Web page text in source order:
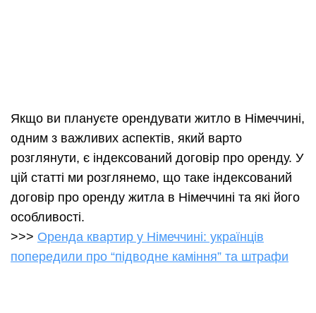
Якщо ви плануєте орендувати житло в Німеччині,
одним з важливих аспектів, який варто
розглянути, є індексований договір про оренду. У
цій статті ми розглянемо, що таке індексований
договір про оренду житла в Німеччині та які його
особливості.
>>> Оренда квартир у Німеччині: українців
попередили про “підводне каміння” та штрафи